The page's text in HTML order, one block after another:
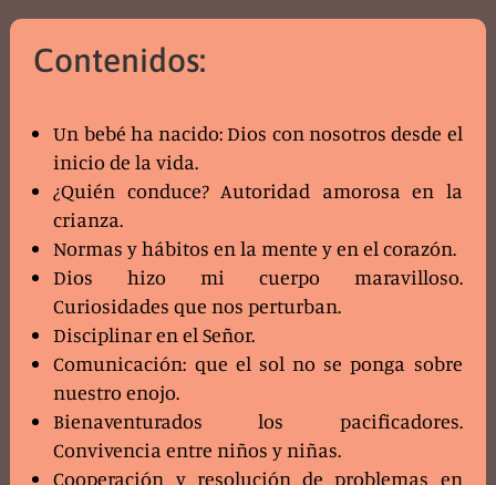
Contenidos:
Un bebé ha nacido: Dios con nosotros desde el
inicio de la vida.
¿Quién conduce? Autoridad amorosa en la
crianza.
Normas y hábitos en la mente y en el corazón.
Dios hizo mi cuerpo maravilloso.
Curiosidades que nos perturban.
Disciplinar en el Señor.
Comunicación: que el sol no se ponga sobre
nuestro enojo.
Bienaventurados los pacificadores.
Convivencia entre niños y niñas.
Cooperación y resolución de problemas en